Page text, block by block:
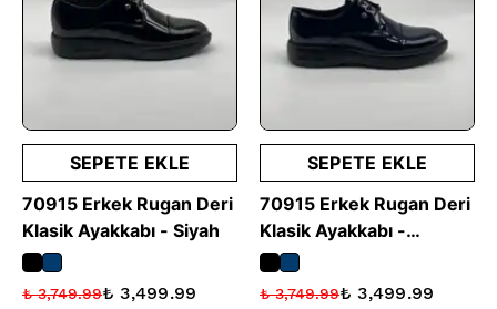
SEPETE EKLE
70915 Erkek Rugan Deri
Klasik Ayakkabı - Siyah
₺ 3,749.99₺ 3,499.99
SEPETE EKLE
70915 Erkek Rugan Deri
Klasik Ayakkabı -
Lacivert
₺ 3,749.99₺ 3,499.99